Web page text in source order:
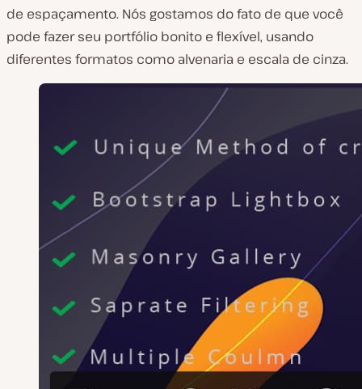
de espaçamento. Nós gostamos do fato de que você
pode fazer seu portfólio bonito e flexível, usando
diferentes formatos como alvenaria e escala de cinza.